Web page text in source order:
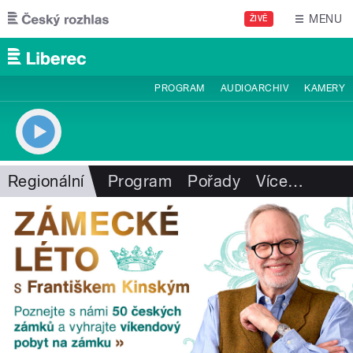
Přejít k hlavnímu obsahu
ŽIVĚ MENU
PROGRAM AUDIOARCHIV KAMERY
Regionální Program Pořady Více…